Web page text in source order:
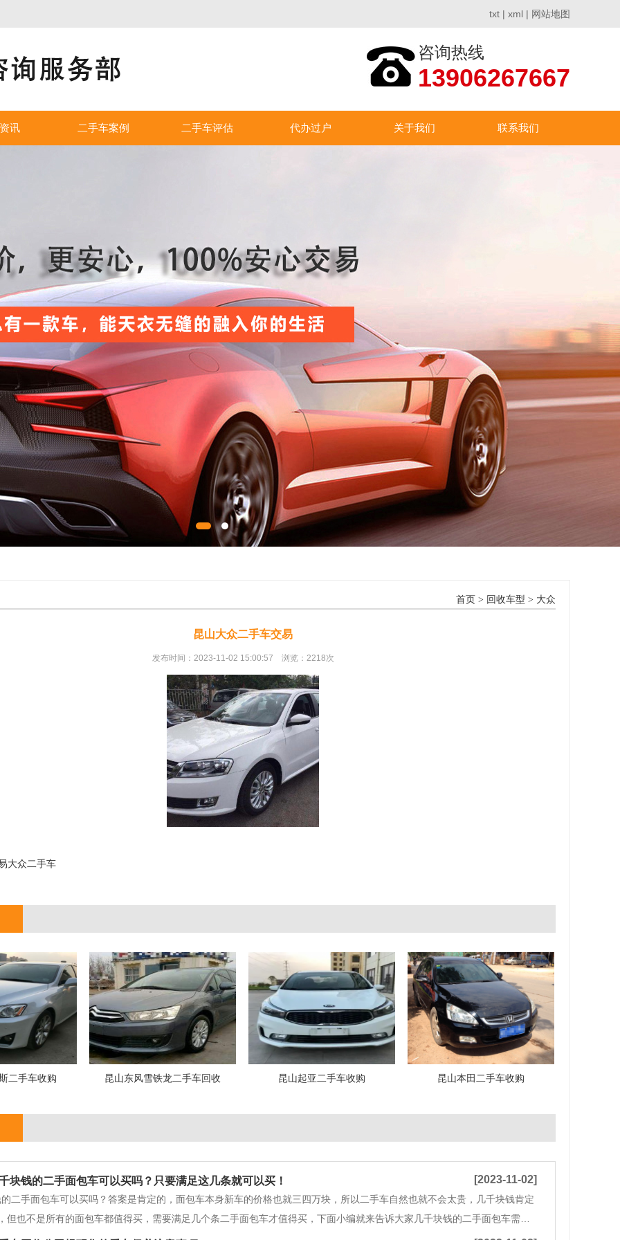
txt | xml | 网站地图
咨询热线
13906267667
讯 二手车案例 二手车评估 代办过户 关于我们 联系我们
首页 > 回收车型 > 大众
昆山大众二手车交易
发布时间：2023-11-02 15:00:57 浏览：2218次
大众二手车
二手车收购 昆山东风雪铁龙二手车回收 昆山起亚二手车收购 昆山本田二手车收购
块钱的二手面包车可以买吗？只要满足这几条就可以买！ [2023-11-02]
二手面包车可以买吗？答案是肯定的，面包车本身新车的价格也就三四万块，所以二手车自然也就不会太贵，几千块钱肯定
但也不是所有的面包车都值得买，需要满足几个条二手面包车才值得买，下面小编就来告诉大家几千块钱的二手面包车需要